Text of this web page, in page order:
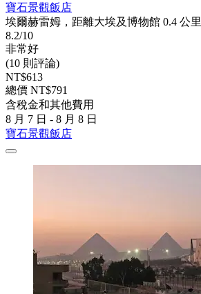
寶石景觀飯店
埃爾赫雷姆，距離大埃及博物館 0.4 公里
8.2/10
非常好
(10 則評論)
NT$613
總價 NT$791
含稅金和其他費用
8 月 7 日 - 8 月 8 日
寶石景觀飯店